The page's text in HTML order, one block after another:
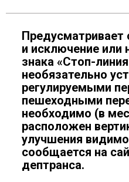
и исключение или
знака «Стоп-
необязательно
регулируемыми
пешеходными
необходимо (в
расположен
улучшения
сообщается на
дептранса.